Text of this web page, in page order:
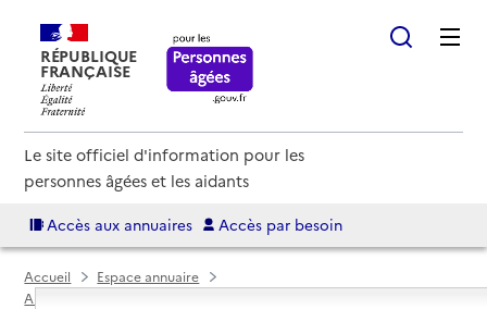
RÉPUBLIQUE
FRANÇAISE
Le site officiel d'information pour les
personnes âgées et les aidants
Accès aux annuaires Accès par besoin
Accueil
Espace annuaire
Annuaire EHPAD et maisons de retraite